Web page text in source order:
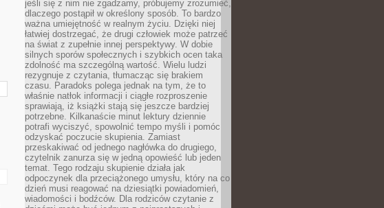
jeśli się z nim nie zgadzamy, próbujemy zrozumieć,
dlaczego postąpił w określony sposób. To bardzo
ważna umiejętność w realnym życiu. Dzięki niej
łatwiej dostrzegać, że drugi człowiek może patrzeć
na świat z zupełnie innej perspektywy. W dobie
silnych sporów społecznych i szybkich ocen taka
zdolność ma szczególną wartość. Wielu ludzi
rezygnuje z czytania, tłumacząc się brakiem
czasu. Paradoks polega jednak na tym, że to
właśnie natłok informacji i ciągłe rozproszenie
sprawiają, iż książki stają się jeszcze bardziej
potrzebne. Kilkanaście minut lektury dziennie
potrafi wyciszyć, spowolnić tempo myśli i pomóc
odzyskać poczucie skupienia. Zamiast
przeskakiwać od jednego nagłówka do drugiego,
czytelnik zanurza się w jedną opowieść lub jeden
temat. Tego rodzaju skupienie działa jak
odpoczynek dla przeciążonego umysłu, który na co
dzień musi reagować na dziesiątki powiadomień,
wiadomości i bodźców. Dla rodziców czytanie z